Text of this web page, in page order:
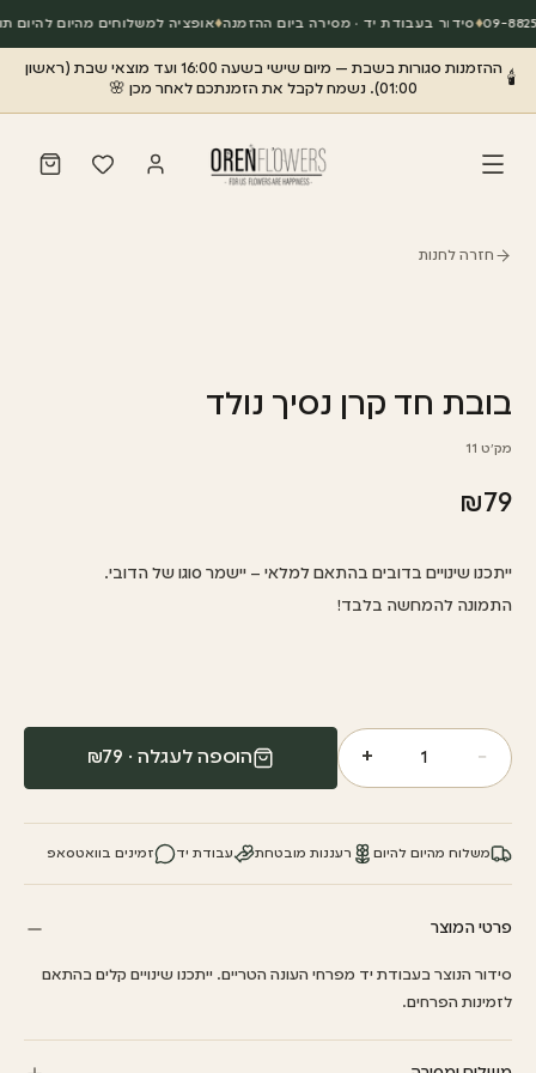
אופציה למשלוחים מהיום להיום תוך 3 שעות מרגע◆סידור בעבודת יד · מסירה ביום ההזמנה◆
🕯️
ההזמנות סגורות בשבת — מיום שישי בשעה 16:00 ועד מוצאי שבת (ראשון
01:00). נשמח לקבל את הזמנתכם לאחר מכן 🌸
חזרה לחנות
בובת חד קרן נסיך נולד
מק״ט 11
₪79
ייתכנו שינויים בדובים בהתאם למלאי – יישמר סוגו של הדובי.
התמונה להמחשה בלבד!
−
1
+ הוספה לעגלה · ₪ 79
משלוח מהיום להיום רעננות מובטחת עבודת יד זמינים בוואטסאפ
פרטי המוצר
סידור הנוצר בעבודת יד מפרחי העונה הטריים. ייתכנו שינויים קלים בהתאם
לזמינות הפרחים.